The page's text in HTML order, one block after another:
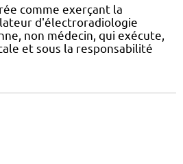
comme exerçant la
d'électroradiologie
non médecin, qui exécute,
et sous la responsabilité